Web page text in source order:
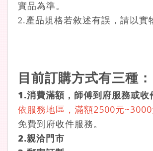
實品為準。
2.產品規格若敘述有誤，請以實
目前訂購方式有三種：
1.消費滿額，師傅到府服務或收
依服務地區，滿額2500元
免費到府收件服務。
2.親洽門市